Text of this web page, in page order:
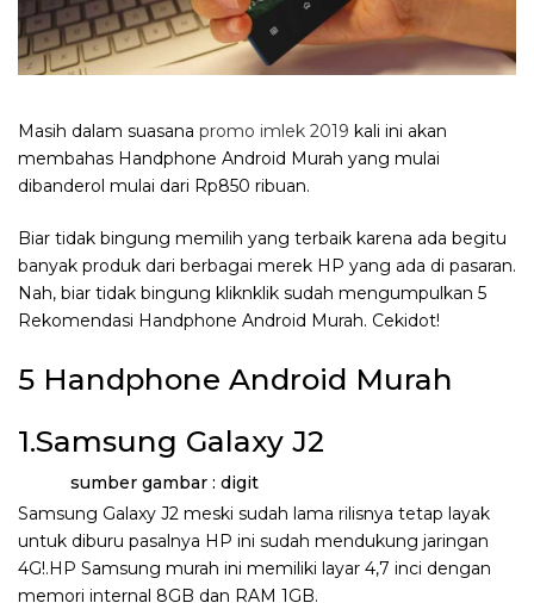
Masih dalam suasana promo imlek 2019 kali ini akan
membahas Handphone Android Murah yang mulai
dibanderol mulai dari Rp850 ribuan.
Biar tidak bingung memilih yang terbaik karena ada begitu
banyak produk dari berbagai merek HP yang ada di pasaran.
Nah, biar tidak bingung kliknklik sudah mengumpulkan 5
Rekomendasi Handphone Android Murah. Cekidot!
5 Handphone Android Murah
1.Samsung Galaxy J2
sumber gambar : digit
Samsung Galaxy J2 meski sudah lama rilisnya tetap layak
untuk diburu pasalnya HP ini sudah mendukung jaringan
4G!.HP Samsung murah ini memiliki layar 4,7 inci dengan
memori internal 8GB dan RAM 1GB.